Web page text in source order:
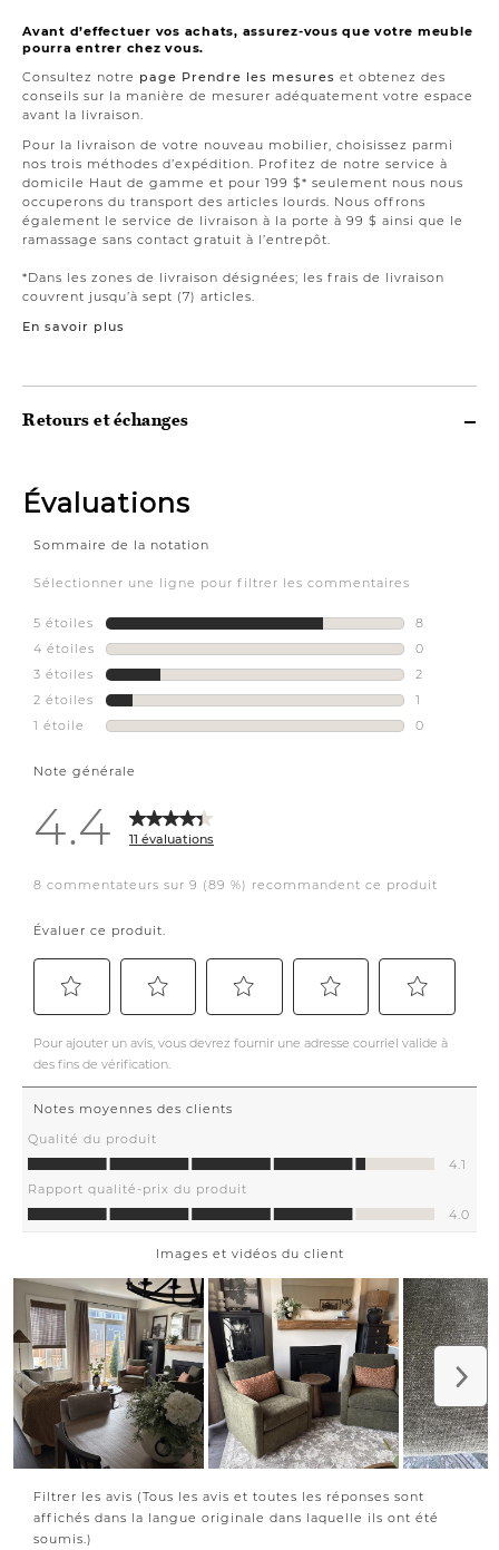
Avant d’effectuer vos achats, assurez-vous que votre meuble
pourra entrer chez vous.
Consultez notre page Prendre les mesures et obtenez des
conseils sur la manière de mesurer adéquatement votre espace
avant la livraison.
Pour la livraison de votre nouveau mobilier, choisissez parmi
nos trois méthodes d’expédition. Profitez de notre service à
domicile Haut de gamme et pour 199 $* seulement nous nous
occuperons du transport des articles lourds. Nous offrons
également le service de livraison à la porte à 99 $ ainsi que le
ramassage sans contact gratuit à l’entrepôt.
*Dans les zones de livraison désignées; les frais de livraison
couvrent jusqu’à sept (7) articles.
En savoir plus
Retours et échanges